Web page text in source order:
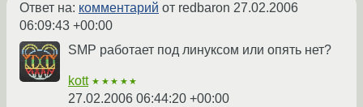
Ответ на: комментарий от redbaron 27.02.2006
06:09:43 +00:00
SMP работает под линуксом или опять нет?
kott ★★★★★
27.02.2006 06:44:20 +00:00